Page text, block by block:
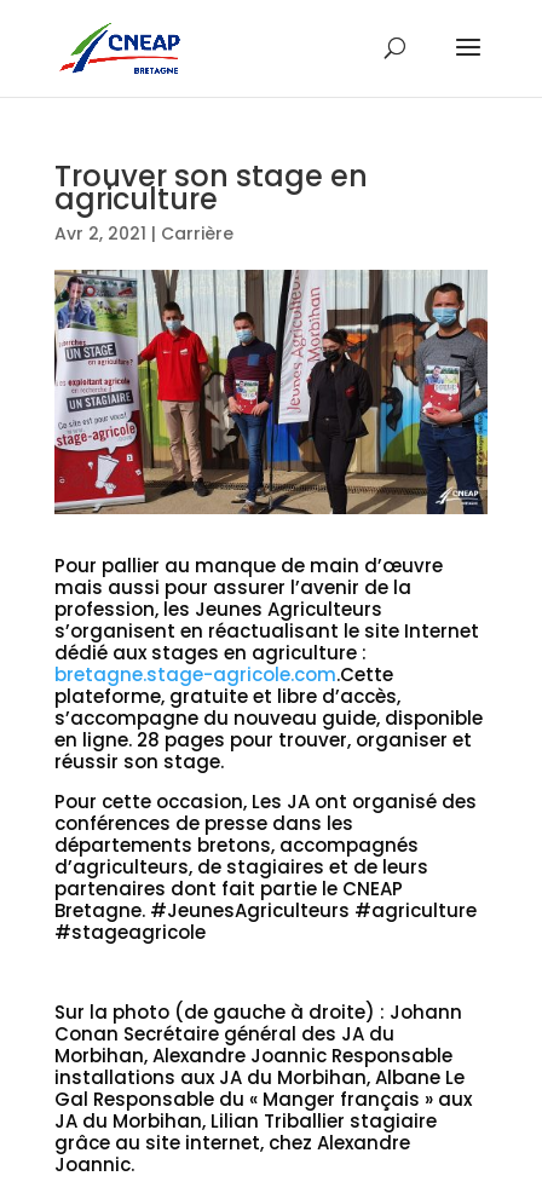
Trouver son stage en
agriculture
Avr 2, 2021 | Carrière
Pour pallier au manque de main d’œuvre
mais aussi pour assurer l’avenir de la
profession, les Jeunes Agriculteurs
s’organisent en réactualisant le site Internet
dédié aux stages en agriculture :
bretagne.stage-agricole.com.Cette
plateforme, gratuite et libre d’accès,
s’accompagne du nouveau guide, disponible
en ligne. 28 pages pour trouver, organiser et
réussir son stage.
Pour cette occasion, Les JA ont organisé des
conférences de presse dans les
départements bretons, accompagnés
d’agriculteurs, de stagiaires et de leurs
partenaires dont fait partie le CNEAP
Bretagne. #JeunesAgriculteurs #agriculture
#stageagricole
Sur la photo (de gauche à droite) : Johann
Conan Secrétaire général des JA du
Morbihan, Alexandre Joannic Responsable
installations aux JA du Morbihan, Albane Le
Gal Responsable du « Manger français » aux
JA du Morbihan, Lilian Triballier stagiaire
grâce au site internet, chez Alexandre
Joannic.